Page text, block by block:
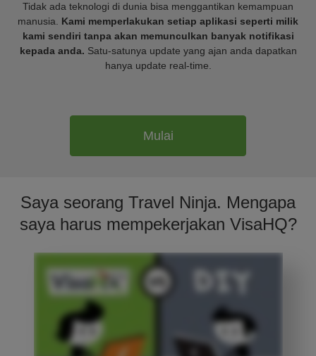
Tidak ada teknologi di dunia bisa menggantikan kemampuan
manusia. Kami memperlakukan setiap aplikasi seperti milik
kami sendiri tanpa akan memunculkan banyak notifikasi
kepada anda. Satu-satunya update yang ajan anda dapatkan
hanya update real-time.
Mulai
Saya seorang Travel Ninja. Mengapa
saya harus mempekerjakan VisaHQ?